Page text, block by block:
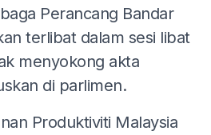
Perancang Bandar
terlibat dalam sesi libat
menyokong akta
di parlimen.
Produktiviti Malaysia